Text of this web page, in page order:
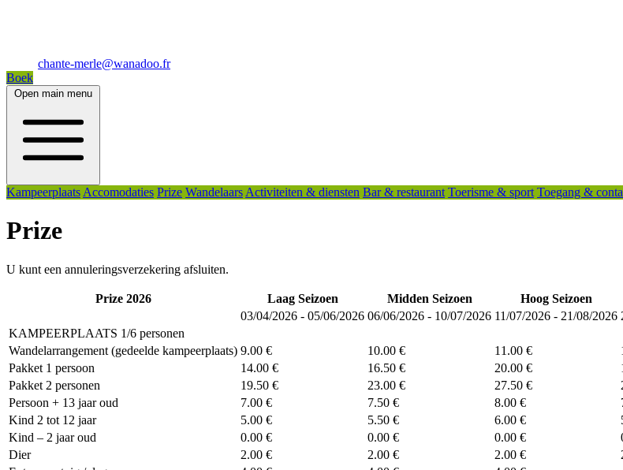
chante-merle@wanadoo.fr
Boek
Open main menu
Kampeerplaats Accomodaties Prize Wandelaars Activiteiten & diensten Bar & restaurant Toerisme & sport Toegang &
Prize
U kunt een annuleringsverzekering afsluiten.
Prize 2026 Laag Seizoen Midden Seizoen Hoog Seizoen
03/04/2026 - 05/06/2026 06/06/2026 - 10/07/2026 11/07/2026 - 21/08/2026
KAMPEERPLAATS 1/6 personen
Wandelarrangement (gedeelde kampeerplaats) 9.00 € 10.00 € 11.00 €
Pakket 1 persoon
14.00 € 16.50 € 20.00 €
Pakket 2 personen
19.50 € 23.00 € 27.50 €
Persoon + 13 jaar oud
7.00 € 7.50 € 8.00 €
Kind 2 tot 12 jaar
5.00 € 5.50 € 6.00 €
Kind – 2 jaar oud
0.00 € 0.00 € 0.00 €
Dier
2.00 € 2.00 € 2.00 €